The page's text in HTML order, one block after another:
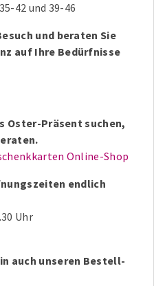
42 und 39-46
und beraten Sie
auf Ihre Bedürfnisse
Oster-Präsent suchen,
Online-Shop
endlich
Uhr
auch unseren Bestell-